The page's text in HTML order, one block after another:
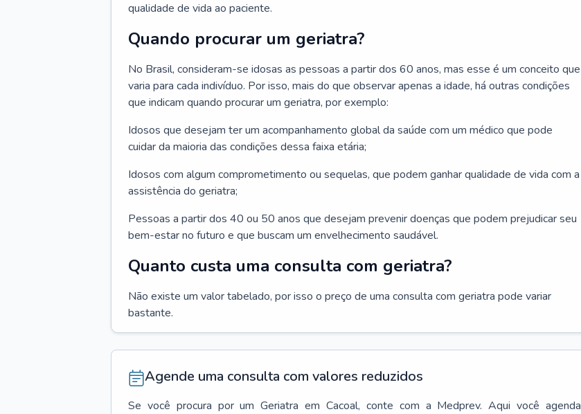
qualidade de vida ao paciente.
Quando procurar um geriatra?
No Brasil, consideram-se idosas as pessoas a partir dos 60 anos, mas esse é um conceito que
varia para cada indivíduo. Por isso, mais do que observar apenas a idade, há outras condições
que indicam quando procurar um geriatra, por exemplo:
Idosos que desejam ter um acompanhamento global da saúde com um médico que pode
cuidar da maioria das condições dessa faixa etária;
Idosos com algum comprometimento ou sequelas, que podem ganhar qualidade de vida com a
assistência do geriatra;
Pessoas a partir dos 40 ou 50 anos que desejam prevenir doenças que podem prejudicar seu
bem-estar no futuro e que buscam um envelhecimento saudável.
Quanto custa uma consulta com geriatra?
Não existe um valor tabelado, por isso o preço de uma consulta com geriatra pode variar
bastante.
Agende uma consulta com valores reduzidos
Se você procura por um Geriatra em Cacoal, conte com a Medprev. Aqui você agenda